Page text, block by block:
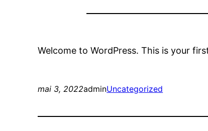
Welcome to WordPress. This is your
mai 3, 2022adminUncategorized